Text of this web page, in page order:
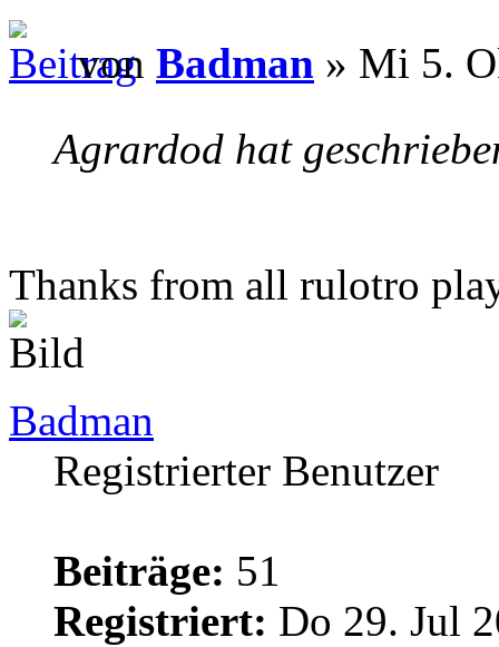
von Badman » Mi 5.
Agrardod hat
Thanks from all rulotro
Badman
Registrierter Benutzer
Beiträge: 51
Registriert: Do 29. Jul